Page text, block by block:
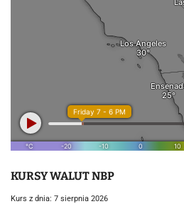
KURSY WALUT NBP
Kurs z dnia: 7 sierpnia 2026